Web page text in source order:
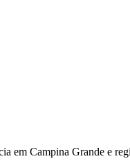
em Campina Grande e